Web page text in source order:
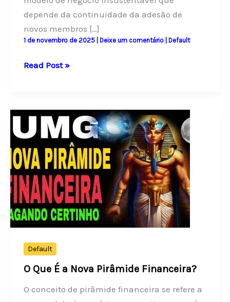
depende da continuidade da adesão de
novos membros […]
1 de novembro de 2025 Deixe um comentário Default
O
Esquema
Pirâmide
Financeira
Read Post »
Default
O Que É a Nova Pirâmide Financeira?
O conceito de pirâmide financeira se refere a